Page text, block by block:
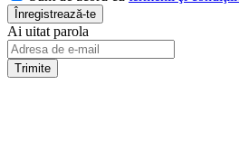
Ai uitat parola